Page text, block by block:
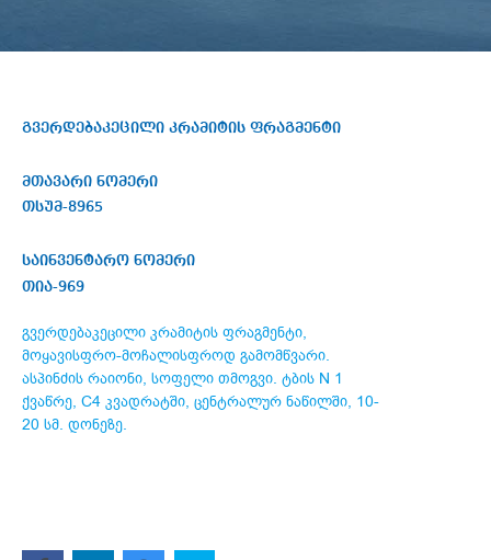
გვერდებაკეცილი კრამიტის ფრაგმენტი
მთავარი ნომერი
თსუმ-8965
საინვენტარო ნომერი
თია-969
გვერდებაკეცილი კრამიტის ფრაგმენტი,
მოყავისფრო-მოჩალისფროდ გამომწვარი.
ასპინძის რაიონი, სოფელი თმოგვი. ტბის N 1
ქვაწრე, C4 კვადრატში, ცენტრალურ ნაწილში, 10-
20 სმ. დონეზე.